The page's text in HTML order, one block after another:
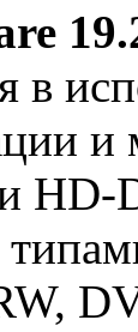
в
и
HD-